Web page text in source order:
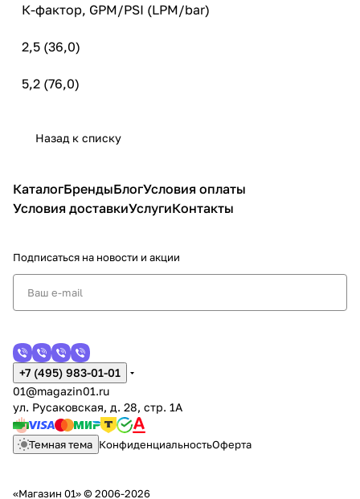
К-фактор, GPM/PSI (LPM/bar)
2,5 (36,0)
5,2 (76,0)
Назад к списку
КаталогБрендыБлогУсловия оплаты
Условия доставкиУслугиКонтакты
Подписаться на новости и акции
+7 (495) 983-01-01
01@magazin01.ru
ул. Русаковская, д. 28, стр. 1А
Темная тема КонфиденциальностьОферта
«Магазин 01» © 2006-2026